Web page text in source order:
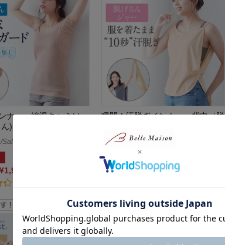
ナー・綿混キャミソー
)
瞬間！汗脱ぎインナー・背中（脱
サラリスト/Salalist
¥1,390
（税込）
(80)